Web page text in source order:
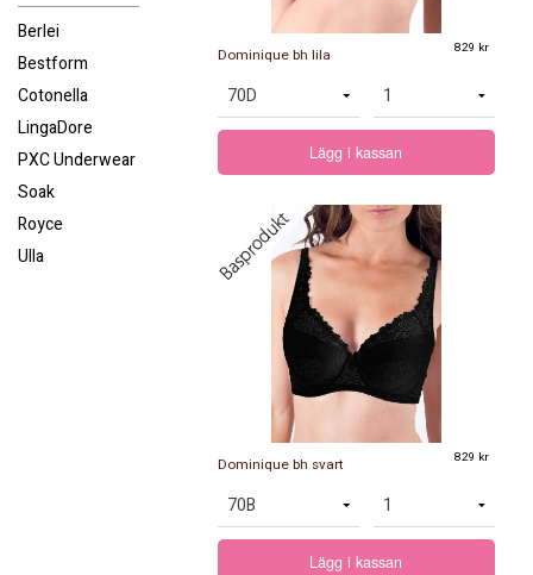
Berlei
Bestform
Cotonella
LingaDore
PXC Underwear
Soak
Royce
Ulla
Dominique bh lila 829 kr
Lägg i kassan
Dominique bh svart 829 kr
Lägg i kassan